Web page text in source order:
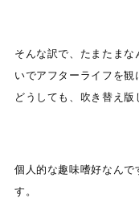
そんな訳で、たまたま
いでアフターライフを
どうしても、吹き替え版
個人的な趣味嗜好なん
す。